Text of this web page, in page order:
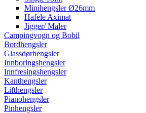
Minihengsler Ø26mm
Hafele Aximat
Jigger/ Maler
Campingvogn og Bobil
Bordhengsler
Glassdørhengsler
Innboringshengsler
Innfresingshengsler
Kanthengsler
Lifthengsler
Pianohengsler
Pinhengsler